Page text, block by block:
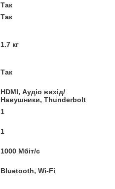
Так
Так
1.7 кг
Так
HDMI, Аудіо вихід/
Навушники, Thunderbolt
1
1
1000 Мбіт/с
Bluetooth, Wi-Fi